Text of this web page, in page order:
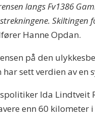
langs Fv1386
Skiltingen
Hanne Opdan.
på den
sett verdien av en
Ida Lindtveit
enn 60 kilometer